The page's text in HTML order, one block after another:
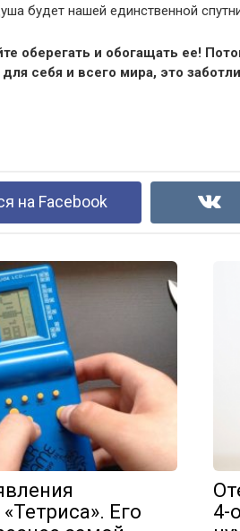
будет нашей единственной
оберегать и обогащать ее!
себя и всего мира, это
на Facebook
Его
4-